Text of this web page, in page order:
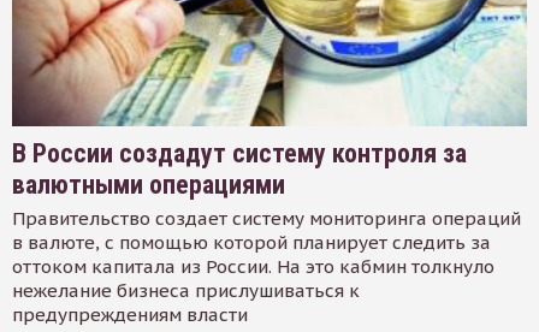
В России создадут систему контроля за
валютными операциями
Правительство создает систему мониторинга операций
в валюте, с помощью которой планирует следить за
оттоком капитала из России. На это кабмин толкнуло
нежелание бизнеса прислушиваться к
предупреждениям власти